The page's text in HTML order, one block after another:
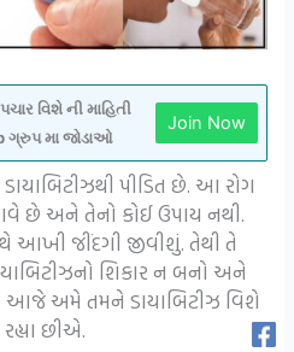
વિશે ની માહિતી
ગ્રુપ મા જોડાઓ
Join Now
ડાયાબિટીઝથી પીડિત છે. આ રોગ
છે અને તેનો કોઈ ઉપાય નથી.
જીંદગી જીવીશું. તેથી તે
શિકાર ન બનો અને
આજે અમે તમને ડાયાબિટીઝ વિશે
છીએ.